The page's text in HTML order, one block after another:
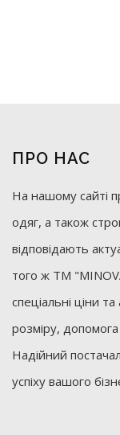
ПРО НАС
На нашому сайті
одяг, а також
відповідають
того ж ТМ
спеціальні ціни
розміру,
Надійний
успіху вашого